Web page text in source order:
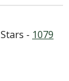
Stars - 1079